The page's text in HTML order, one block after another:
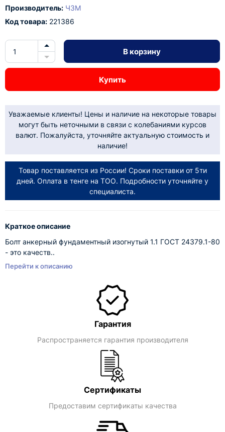
Производитель: ЧЗМ
Код товара: 221386
В корзину
Купить
Уважаемые клиенты! Цены и наличие на некоторые товары
могут быть неточными в связи с колебаниями курсов
валют. Пожалуйста, уточняйте актуальную стоимость и
наличие!
Товар поставляется из России! Сроки поставки от 5ти
дней. Оплата в тенге на ТОО. Подробности уточняйте у
специалиста.
Краткое описание
Болт анкерный фундаментный изогнутый 1.1 ГОСТ 24379.1-80
- это качеств..
Перейти к описанию
Гарантия
Распространяется гарантия производителя
Сертификаты
Предоставим сертификаты качества